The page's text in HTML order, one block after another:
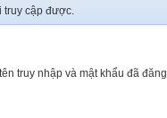
truy cập được.
truy nhập và mật khẩu đã đăng